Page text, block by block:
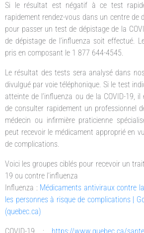
Si le résultat est négatif à ce test
rapidement rendez-vous dans un centre de
pour passer un test de dépistage de la
de dépistage de l’influenza soit effectué.
pris en composant le 1 877 644-4545.
Le résultat des tests sera analysé dans
divulgué par voie téléphonique. Si le test
atteinte de l’influenza ou de la COVID-19,
de consulter rapidement un professionnel
médecin ou infirmière praticienne
peut recevoir le médicament approprié en
de complications.
Voici les groupes ciblés pour recevoir un
19 ou contre l’influenza
Influenza : Médicaments antiviraux contre
les personnes à risque de complications |
(quebec.ca)